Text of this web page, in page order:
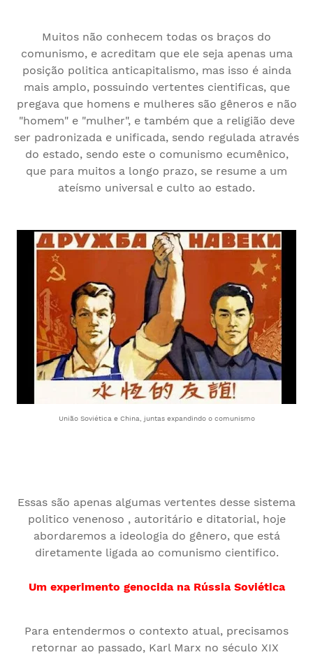
Muitos não conhecem todas os braços do
comunismo, e acreditam que ele seja apenas uma
posição politica anticapitalismo, mas isso é ainda
mais amplo, possuindo vertentes cientificas, que
pregava que homens e mulheres são gêneros e não
"homem" e "mulher", e também que a religião deve
ser padronizada e unificada, sendo regulada através
do estado, sendo este o comunismo ecumênico,
que para muitos a longo prazo, se resume a um
ateísmo universal e culto ao estado.
União Soviética e China, juntas expandindo o comunismo
Essas são apenas algumas vertentes desse sistema
politico venenoso , autoritário e ditatorial, hoje
abordaremos a ideologia do gênero, que está
diretamente ligada ao comunismo cientifico.
Um experimento genocida na Rússia Soviética
Para entendermos o contexto atual, precisamos
retornar ao passado, Karl Marx no século XIX